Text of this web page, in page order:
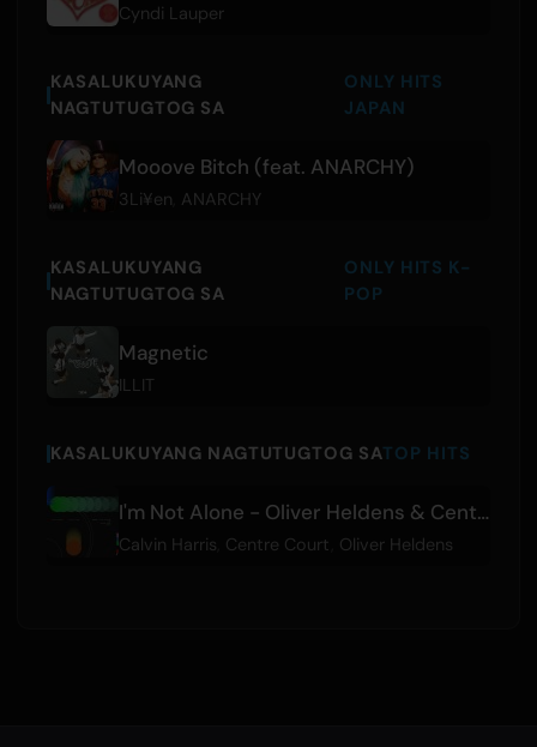
Cyndi Lauper
KASALUKUYANG
NAGTUTUGTOG SA
ONLY HITS
JAPAN
Mooove Bitch (feat. ANARCHY)
3Li¥en ANARCHY
KASALUKUYANG
NAGTUTUGTOG SA
ONLY HITS K-
POP
Magnetic
ILLIT
KASALUKUYANG NAGTUTUGTOG SATOP HITS
I'm Not Alone - Oliver Heldens & Centre Court Remix
Calvin Harris Centre Court Oliver Heldens